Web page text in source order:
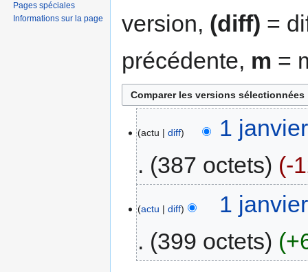
version, (diff) =
précédente, m =
actu diff
1
387 octets
-
actu diff
1
399 octets
Pages spéciales
Informations sur la page